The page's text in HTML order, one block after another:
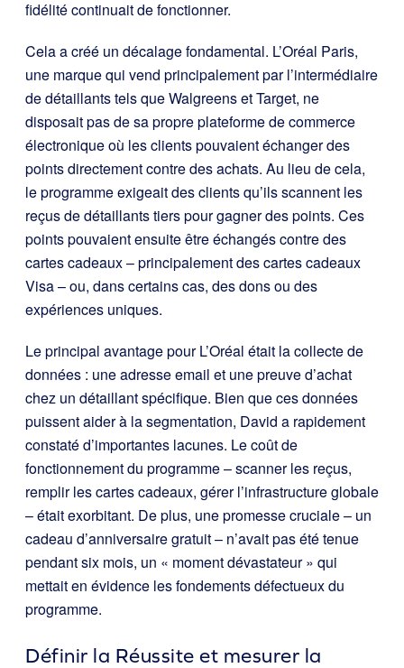
fidélité continuait de fonctionner.
Cela a créé un décalage fondamental. L’Oréal Paris,
une marque qui vend principalement par l’intermédiaire
de détaillants tels que Walgreens et Target, ne
disposait pas de sa propre plateforme de commerce
électronique où les clients pouvaient échanger des
points directement contre des achats. Au lieu de cela,
le programme exigeait des clients qu’ils scannent les
reçus de détaillants tiers pour gagner des points. Ces
points pouvaient ensuite être échangés contre des
cartes cadeaux – principalement des cartes cadeaux
Visa – ou, dans certains cas, des dons ou des
expériences uniques.
Le principal avantage pour L’Oréal était la collecte de
données : une adresse email et une preuve d’achat
chez un détaillant spécifique. Bien que ces données
puissent aider à la segmentation, David a rapidement
constaté d’importantes lacunes. Le coût de
fonctionnement du programme – scanner les reçus,
remplir les cartes cadeaux, gérer l’infrastructure globale
– était exorbitant. De plus, une promesse cruciale – un
cadeau d’anniversaire gratuit – n’avait pas été tenue
pendant six mois, un « moment dévastateur » qui
mettait en évidence les fondements défectueux du
programme.
Définir la Réussite et mesurer la